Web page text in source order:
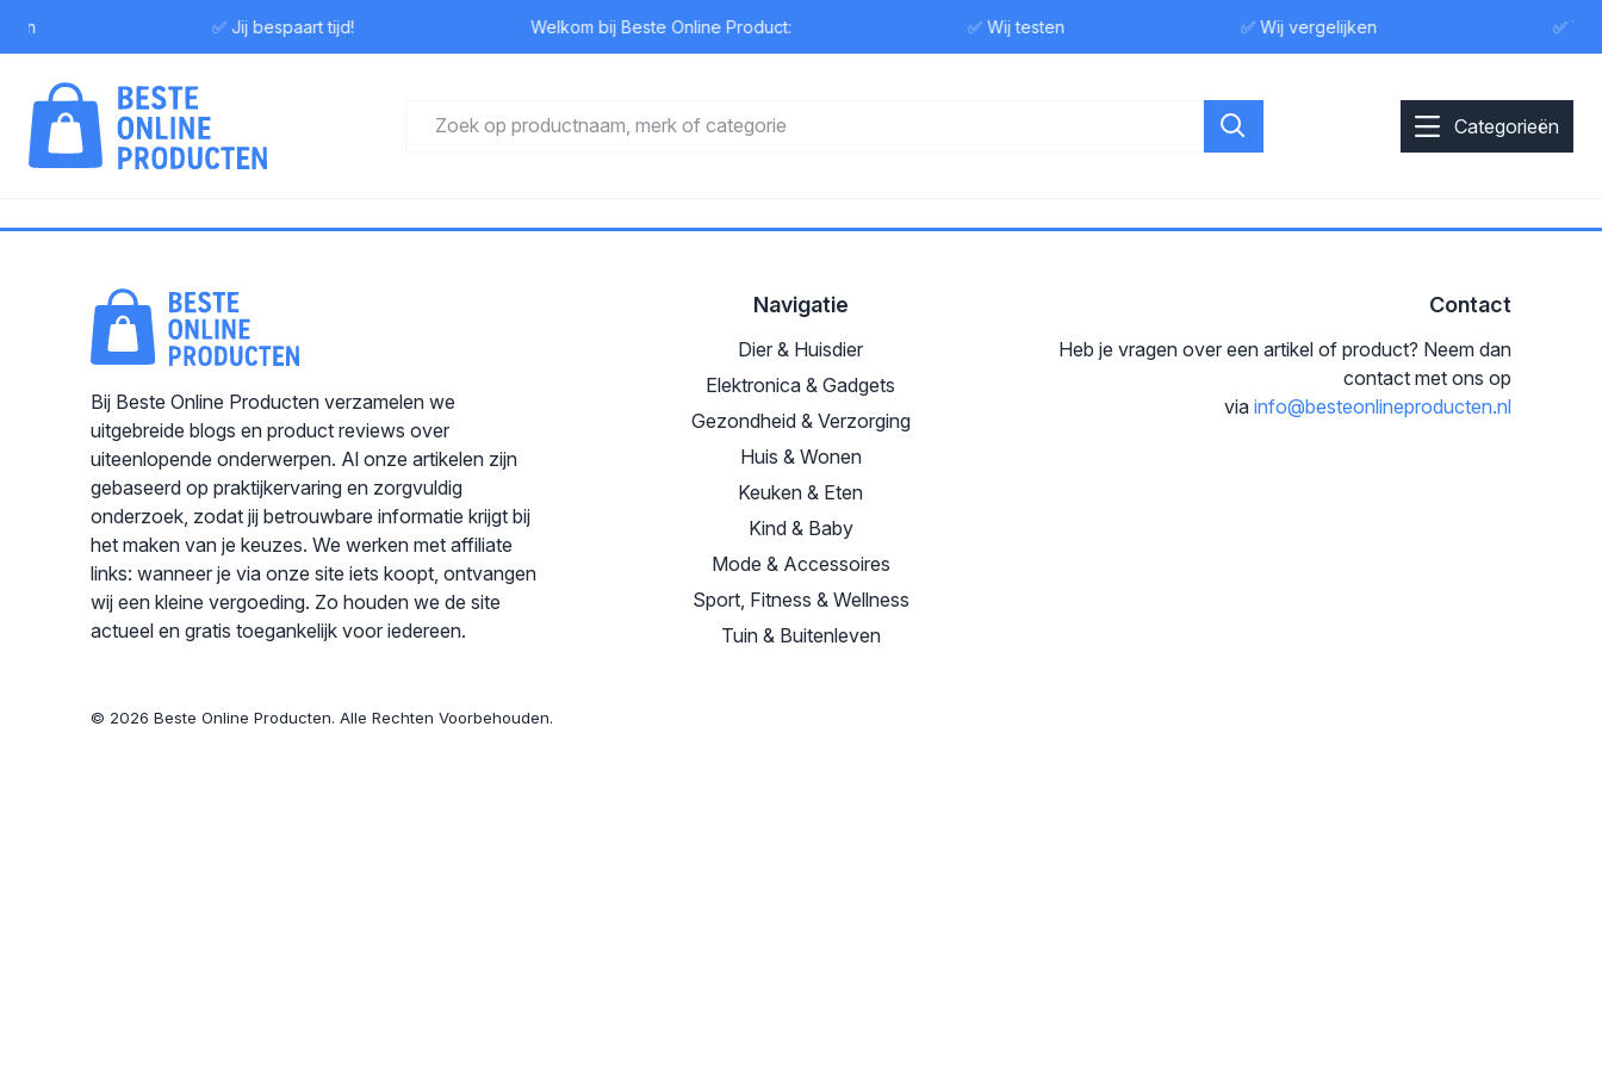
✅ Jij bespaart tijd! Welkom bij Beste Online Product: ✅ Wij testen ✅ Wij vergelijken ✅ Wij
Categorieën
Bij Beste Online Producten verzamelen we
uitgebreide blogs en product reviews over
uiteenlopende onderwerpen. Al onze artikelen zijn
gebaseerd op praktijkervaring en zorgvuldig
onderzoek, zodat jij betrouwbare informatie krijgt bij
het maken van je keuzes. We werken met affiliate
links: wanneer je via onze site iets koopt, ontvangen
wij een kleine vergoeding. Zo houden we de site
actueel en gratis toegankelijk voor iedereen.
Navigatie
Dier & Huisdier
Elektronica & Gadgets
Gezondheid & Verzorging
Huis & Wonen
Keuken & Eten
Kind & Baby
Mode & Accessoires
Sport, Fitness & Wellness
Tuin & Buitenleven
Contact
Heb je vragen over een artikel of product? Neem dan
contact met ons op
via info@besteonlineproducten.nl
© 2026 Beste Online Producten. Alle Rechten Voorbehouden.